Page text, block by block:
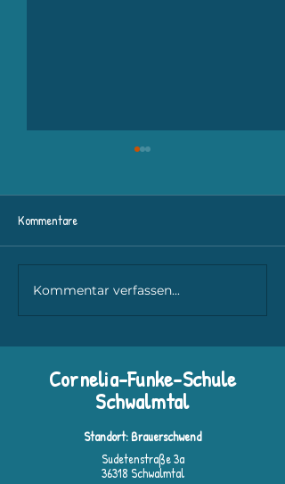
Burgfestspiele Bad Hersfeld
🎭
Kommentare
Kommentar verfassen...
Cornelia-Funke-Schule
Schwalmtal
Standort: Brauerschwend
Sudetenstraße 3a
36318 Schwalmtal